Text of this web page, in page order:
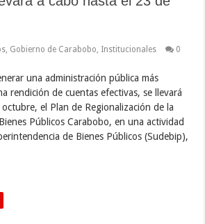
, Gobierno de Carabobo, Institucionales
0
una administración pública más
rendición de cuentas efectivas, se llevará
el Plan de Regionalización de la
Públicos Carabobo, en una actividad
de Bienes Públicos (Sudebip),